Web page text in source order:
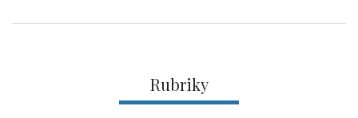
Rubriky